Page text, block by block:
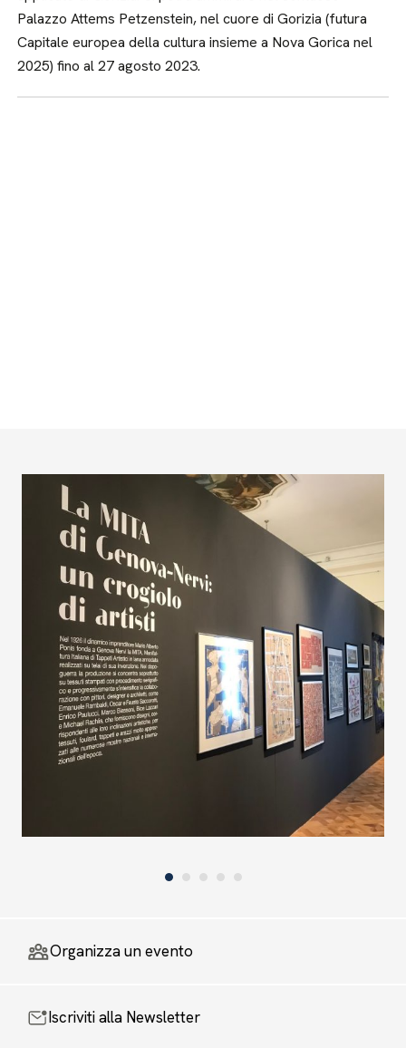
Palazzo Attems Petzenstein, nel cuore di Gorizia (futura
Capitale europea della cultura insieme a Nova Gorica nel
2025) fino al 27 agosto 2023.
Organizza un evento
Iscriviti alla Newsletter